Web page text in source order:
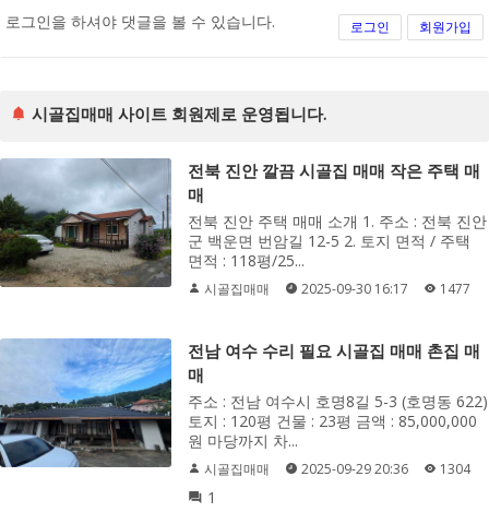
로그인을 하셔야 댓글을 볼 수 있습니다. 회원가입
로그인
시골집매매 사이트 회원제로 운영됩니다.
전북 진안 깔끔 시골집 매매 작은 주택 매
매
전북 진안 주택 매매 소개 1. 주소 : 전북 진안
군 백운면 번암길 12-5 2. 토지 면적 / 주택
면적 : 118평/25...
시골집매매 2025-09-30 16:17 1477
전남 여수 수리 필요 시골집 매매 촌집 매
매
주소 : 전남 여수시 호명8길 5-3 (호명동 622)
토지 : 120평 건물 : 23평 금액 : 85,000,000
원 마당까지 차...
시골집매매 2025-09-29 20:36 1304
1